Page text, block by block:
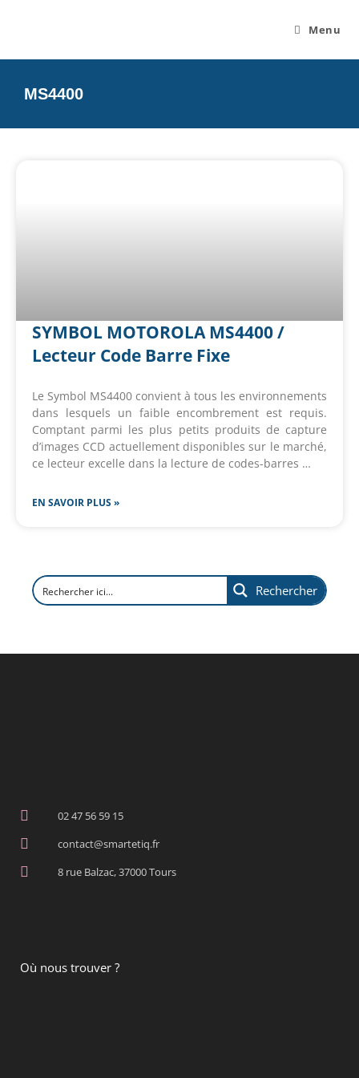
Menu
MS4400
SYMBOL MOTOROLA MS4400 /
Lecteur Code Barre Fixe
Le Symbol MS4400 convient à tous les environnements
dans lesquels un faible encombrement est requis.
Comptant parmi les plus petits produits de capture
d’images CCD actuellement disponibles sur le marché,
ce lecteur excelle dans la lecture de codes-barres …
EN SAVOIR PLUS »
Rechercher
02 47 56 59 15
contact@smartetiq.fr
8 rue Balzac, 37000 Tours
Où nous trouver ?